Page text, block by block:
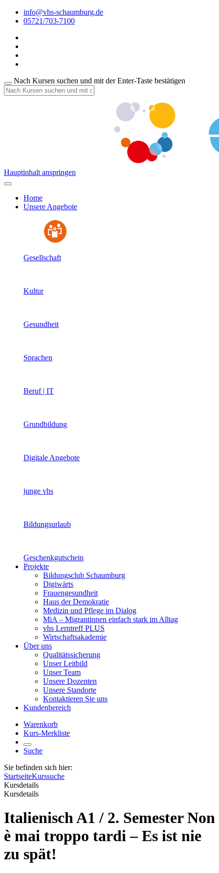
info@vhs-schaumburg.de
05721/703-7100
Nach Kursen suchen und mit der Enter-Taste bestätigen
Hauptinhalt anspringen
Home
Unsere Angebote
Gesellschaft
Kultur
Gesundheit
Sprachen
Beruf | IT
Grundbildung
Digitale Angebote
junge vhs
Bildungsurlaub
Geschenkgutschein
Projekte
Bildungsclub Schaumburg
Digiwärts
Frauengesundheit
Haus der Demokratie
Medizin und Pflege im Dialog
MiA – Migrantinnen einfach stark im Alltag
vhs Lerntreff PLUS
Wirtschaftsakademie
Über uns
Qualitätssicherung
Unser Leitbild
Unser Team
Unsere Dozenten
Unsere Standorte
Kontaktieren Sie uns
Kundenbereich
Warenkorb
Kurs-Merkliste
Suche
Sie befinden sich hier:
StartseiteKurssuche
Kursdetails
Kursdetails
Italienisch A1 / 2. Semester Non
è mai troppo tardi – Es ist nie
zu spät!